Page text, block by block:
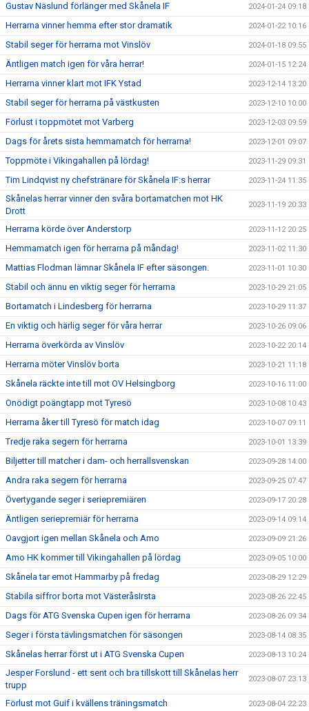
Gustav Näslund förlänger med Skånela IF 2024-01-24 09:18
Herrarna vinner hemma efter stor dramatik 2024-01-22 10:16
Stabil seger för herrarna mot Vinslöv 2024-01-18 09:55
Äntligen match igen för våra herrar! 2024-01-15 12:24
Herrarna vinner klart mot IFK Ystad 2023-12-14 13:20
Stabil seger för herrarna på västkusten 2023-12-10 10:00
Förlust i toppmötet mot Varberg 2023-12-03 09:59
Dags för årets sista hemmamatch för herrarna! 2023-12-01 09:07
Toppmöte i Vikingahallen på lördag! 2023-11-29 09:31
Tim Lindqvist ny chefstränare för Skånela IF:s herrar 2023-11-24 11:35
Skånelas herrar vinner den svåra bortamatchen mot HK
Drott
2023-11-19 20:33
Herrarna körde över Anderstorp 2023-11-12 20:25
Hemmamatch igen för herrarna på måndag! 2023-11-02 11:30
Mattias Flodman lämnar Skånela IF efter säsongen. 2023-11-01 10:30
Stabil och ännu en viktig seger för herrarna 2023-10-29 21:05
Bortamatch i Lindesberg för herrarna 2023-10-29 11:37
En viktig och härlig seger för våra herrar 2023-10-26 09:06
Herrarna överkörda av Vinslöv 2023-10-22 20:14
Herrarna möter Vinslöv borta 2023-10-21 11:18
Skånela räckte inte till mot OV Helsingborg 2023-10-16 11:00
Onödigt poängtapp mot Tyresö 2023-10-08 10:43
Herrarna åker till Tyresö för match idag 2023-10-07 09:11
Tredje raka segern för herrarna 2023-10-01 13:39
Biljetter till matcher i dam- och herrallsvenskan 2023-09-28 14:00
Andra raka segern för herrarna 2023-09-25 07:47
Övertygande seger i seriepremiären 2023-09-17 20:28
Äntligen seriepremiär för herrarna 2023-09-14 09:14
Oavgjort igen mellan Skånela och Amo 2023-09-09 21:26
Amo HK kommer till Vikingahallen på lördag 2023-09-05 10:00
Skånela tar emot Hammarby på fredag 2023-08-29 12:29
Stabila siffror borta mot VästeråsIrsta 2023-08-26 22:45
Dags för ATG Svenska Cupen igen för herrarna 2023-08-26 09:34
Seger i första tävlingsmatchen för säsongen 2023-08-14 08:35
Skånelas herrar först ut i ATG Svenska Cupen 2023-08-13 10:24
Jesper Forslund - ett sent och bra tillskott till Skånelas herr
trupp
2023-08-07 23:13
Förlust mot Guif i kvällens träningsmatch 2023-08-04 22:23